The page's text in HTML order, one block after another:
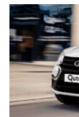
такая
решился ее